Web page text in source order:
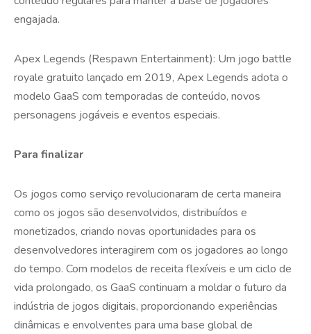
engajada.
Apex Legends (Respawn Entertainment): Um jogo battle
royale gratuito lançado em 2019, Apex Legends adota o
modelo GaaS com temporadas de conteúdo, novos
personagens jogáveis e eventos especiais.
Para finalizar
Os jogos como serviço revolucionaram de certa maneira
como os jogos são desenvolvidos, distribuídos e
monetizados, criando novas oportunidades para os
desenvolvedores interagirem com os jogadores ao longo
do tempo. Com modelos de receita flexíveis e um ciclo de
vida prolongado, os GaaS continuam a moldar o futuro da
indústria de jogos digitais, proporcionando experiências
dinâmicas e envolventes para uma base global de